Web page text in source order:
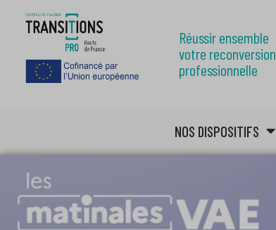
Réussir ensemble
votre reconversion
professionnelle
NOS DISPOSITIFS